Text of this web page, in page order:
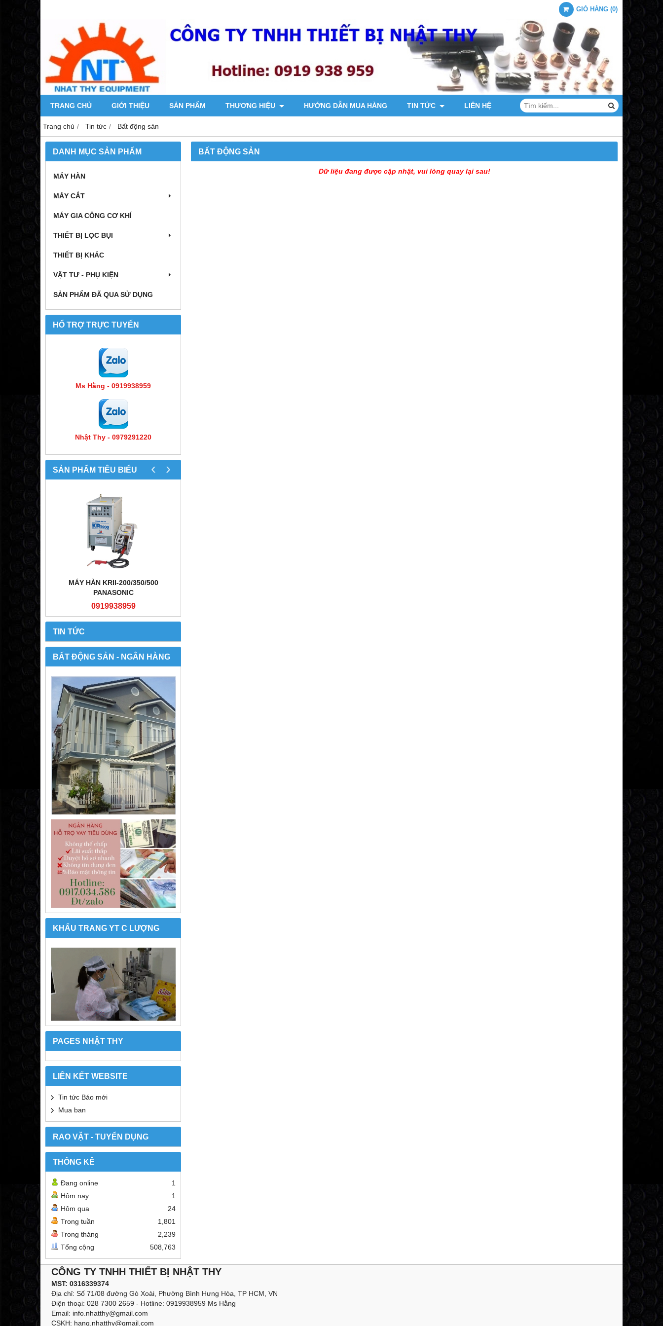
GIỎ HÀNG (0)
TRANG CHỦ GIỚI THIỆU SẢN PHẨM THƯƠNG HIỆU HƯỚNG DẪN MUA HÀNG TIN TỨC LIÊN HỆ
Trang chủ Tin tức Bất động sản
DANH MỤC SẢN PHẨM
MÁY HÀN
MÁY CẮT
MÁY GIA CÔNG CƠ KHÍ
THIẾT BỊ LỌC BỤI
THIẾT BỊ KHÁC
VẬT TƯ - PHỤ KIỆN
SẢN PHẨM ĐÃ QUA SỬ DỤNG
HỔ TRỢ TRỰC TUYẾN
Ms Hằng - 0919938959
Nhật Thy - 0979291220
SẢN PHẨM TIÊU BIỂU
MÁY HÀN KRII-200/350/500
PANASONIC
0919938959
‹ ›
TIN TỨC
BẤT ĐỘNG SẢN - NGÂN HÀNG
KHẨU TRANG YT C LƯỢNG
PAGES NHẬT THY
LIÊN KẾT WEBSITE
Tin tức Báo mới
Mua ban
RAO VẶT - TUYỂN DỤNG
THỐNG KÊ
Đang online
1
Hôm nay
1
Hôm qua
24
Trong tuần
1,801
Trong tháng
2,239
Tổng cộng
508,763
BẤT ĐỘNG SẢN
Dữ liệu đang được cập nhật, vui lòng quay lại sau!
CÔNG TY TNHH THIẾT BỊ NHẬT THY
MST: 0316339374
Địa chỉ: Số 71/08 đường Gò Xoài, Phường Bình Hưng Hòa, TP HCM, VN
Điện thoại: 028 7300 2659 - Hotline: 0919938959 Ms Hằng
Email: info.nhatthy@gmail.com
CSKH: hang.nhatthy@gmail.com